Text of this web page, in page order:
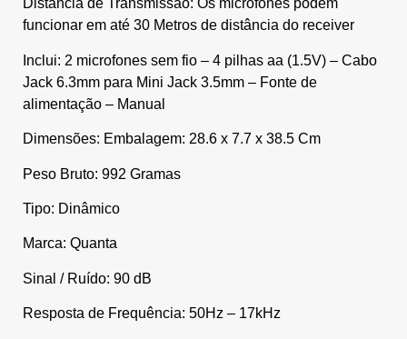
Distância de Transmissão: Os microfones podem
funcionar em até 30 Metros de distância do receiver
Inclui: 2 microfones sem fio – 4 pilhas aa (1.5V) – Cabo
Jack 6.3mm para Mini Jack 3.5mm – Fonte de
alimentação – Manual
Dimensões: Embalagem: 28.6 x 7.7 x 38.5 Cm
Peso Bruto: 992 Gramas
Tipo: Dinâmico
Marca: Quanta
Sinal / Ruído: 90 dB
Resposta de Frequência: 50Hz – 17kHz